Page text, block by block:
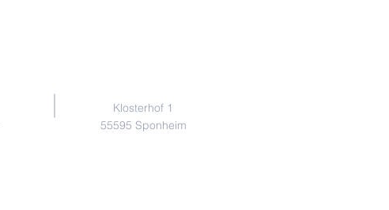
Klosterhof 1
55595 Sponheim